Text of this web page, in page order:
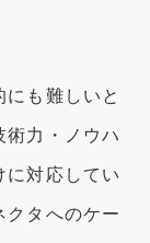
も難しいと
術力・ノウハ
に対応してい
クタへのケー